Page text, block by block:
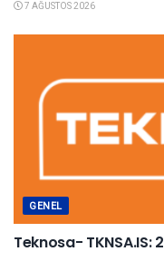
7 AĞUSTOS 2026
GENEL
Teknosa- TKNSA.IS: